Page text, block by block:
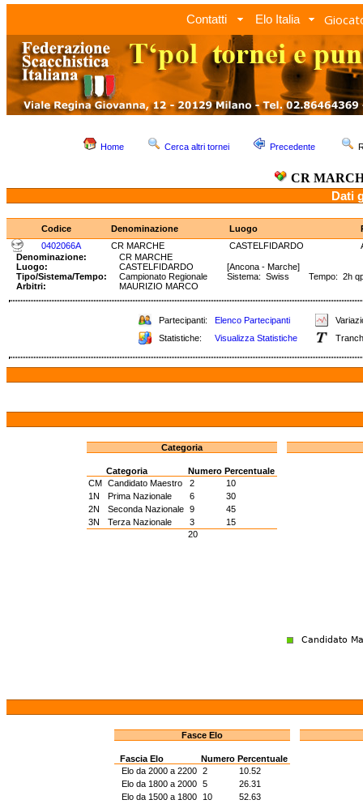
Contatti Elo Italia
Home Cerca altri tornei Precedente
CR
Dati
Codice Denominazione Luogo
0402066A
CR MARCHE CASTELFIDARDO
Denominazione:
CR MARCHE
Luogo:
CASTELFIDARDO
[Ancona - Marche]
Tipo/Sistema/Tempo:
Campionato Regionale Sistema: Swiss Tempo: 2h
Arbitri:
MAURIZIO MARCO
Partecipanti: Elenco Partecipanti
Statistiche:
Visualizza Statistiche
Categoria
Categoria Numero Percentuale
CM Candidato Maestro 2
10
1N
Prima Nazionale 6
30
2N
Seconda Nazionale 9
45
3N
Terza Nazionale 3
15
20
Fasce Elo
Fascia Elo Numero Percentuale
Elo da 2000 a 2200 2
10.52
Elo da 1800 a 2000 5
26.31
Elo da 1500 a 1800
10
52.63